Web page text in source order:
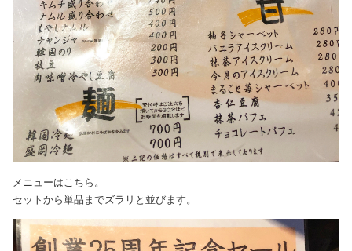
メニューはこちら。
セットから単品までズラリと並びます。